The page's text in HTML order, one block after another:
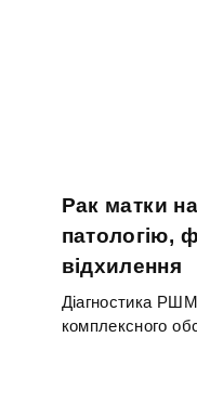
Рак матки
патологію,
відхилення
Діагностика
комплексного